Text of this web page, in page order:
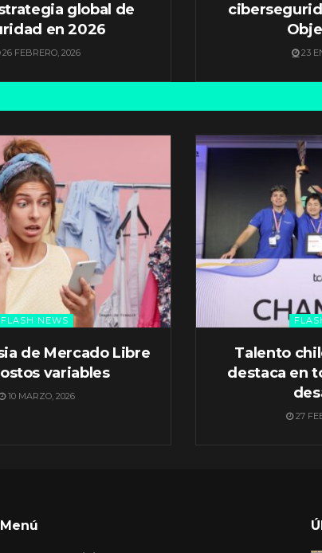
global de
en 2026
26 FEBRERO, 2026 23
FLASH NEWS
de Mercado Libre
variables
10 MARZO, 2026
Talento
destaca en
27
Menú